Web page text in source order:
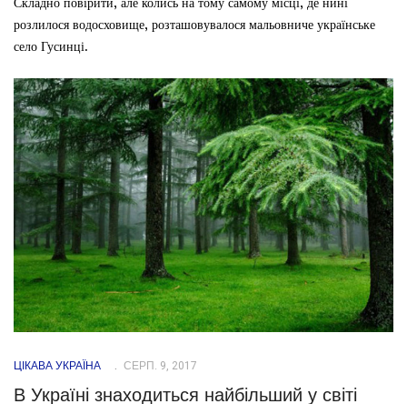
розлилося водосховище, розташовувалося мальовниче українське
село Гусинці.
ЦІКАВА УКРАЇНА СЕРП. 9, 2017
В Україні знаходиться найбільший у світі